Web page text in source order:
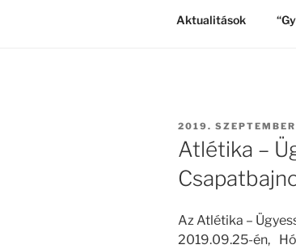
Aktualitások
BEKÜLDVE:
2019.
Atlétika –
Az Atlétika –
2019.09.25-én,